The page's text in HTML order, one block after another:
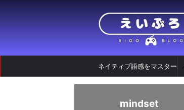
ネイティブ語感をマスター
mindset